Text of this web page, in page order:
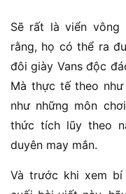
Sẽ rất là viển vông
rằng, họ có thể ra
đôi giày Vans độc
Mà thực tế theo như
như những môn
thức tích lũy theo
duyên may mắn.
Và trước khi xem